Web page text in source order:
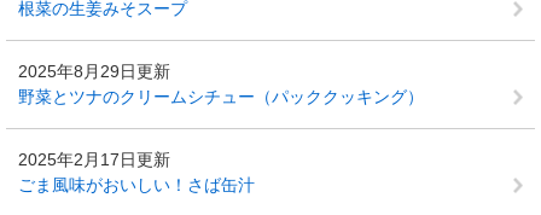
根菜の生姜みそスープ
2025年8月29日更新
野菜とツナのクリームシチュー（パッククッキング）
2025年2月17日更新
ごま風味がおいしい！さば缶汁